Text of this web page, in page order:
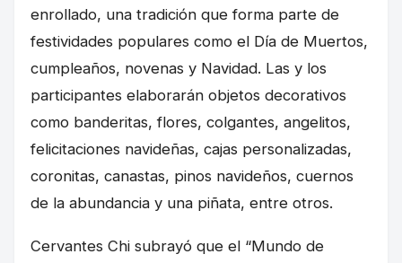
enrollado, una tradición que forma parte de
festividades populares como el Día de Muertos,
cumpleaños, novenas y Navidad. Las y los
participantes elaborarán objetos decorativos
como banderitas, flores, colgantes, angelitos,
felicitaciones navideñas, cajas personalizadas,
coronitas, canastas, pinos navideños, cuernos
de la abundancia y una piñata, entre otros.
Cervantes Chi subrayó que el “Mundo de